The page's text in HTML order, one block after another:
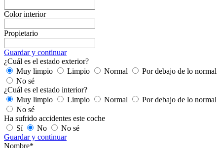
Color interior
Propietario
Guardar y continuar
¿Cuál es el estado exterior?
Muy limpio
Limpio Normal
Por debajo de lo normal
No sé
¿Cuál es el estado interior?
Muy limpio
Limpio Normal
Por debajo de lo normal
No sé
Ha sufrido accidentes este coche
Sí
No
No sé
Guardar y continuar
Nombre*